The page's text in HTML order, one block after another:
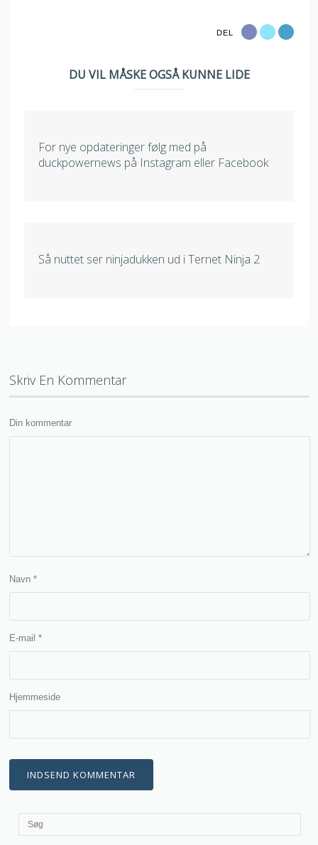
DEL
DU VIL MÅSKE OGSÅ KUNNE LIDE
For nye opdateringer følg med på
duckpowernews på Instagram eller Facebook
Så nuttet ser ninjadukken ud i Ternet Ninja 2
Skriv En Kommentar
Din kommentar
Navn*
E-mail*
Hjemmeside